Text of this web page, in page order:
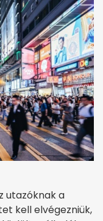
utazóknak a
kell elvégezniük,